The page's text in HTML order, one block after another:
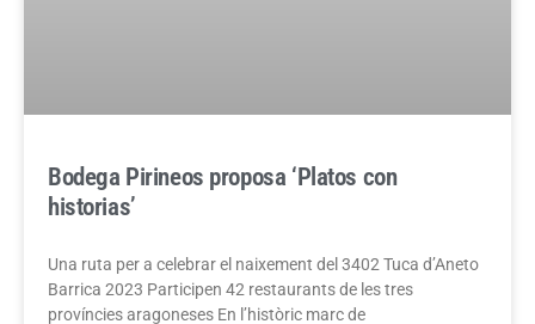
Bodega Pirineos proposa ‘Platos con
historias’
Una ruta per a celebrar el naixement del 3402 Tuca d’Aneto
Barrica 2023 Participen 42 restaurants de les tres
províncies aragoneses En l’històric marc de